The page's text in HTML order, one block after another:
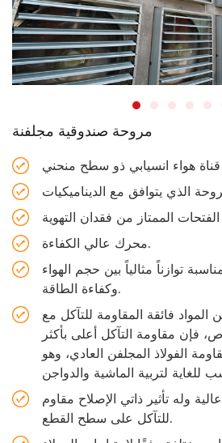
مروحة صندوقية مجلفنة
محرك عالي الكفاءة.
توازناً مثالياً بين حجم الهواء
وكفاءة الطاقة.
فائقة المقاومة للتآكل مع
فإن مقاومة التآكل أعلى بأكثر
الفولاذ المجلفن العادي، وهو
وله تأثير ذاتي الإصلاح مقاوم
للتآكل على سطح القطع.